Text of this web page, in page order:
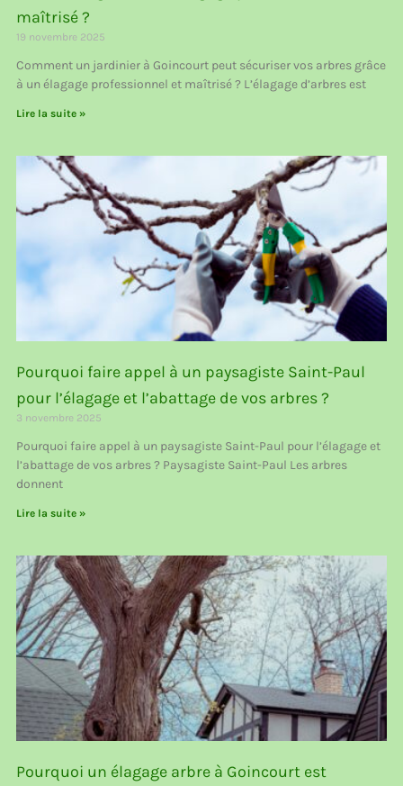
maîtrisé ?
19 novembre 2025
Comment un jardinier à Goincourt peut sécuriser vos arbres grâce
à un élagage professionnel et maîtrisé ? L’élagage d’arbres est
Lire la suite »
Pourquoi faire appel à un paysagiste Saint-Paul
pour l’élagage et l’abattage de vos arbres ?
3 novembre 2025
Pourquoi faire appel à un paysagiste Saint-Paul pour l’élagage et
l’abattage de vos arbres ? Paysagiste Saint-Paul Les arbres
donnent
Lire la suite »
Pourquoi un élagage arbre à Goincourt est